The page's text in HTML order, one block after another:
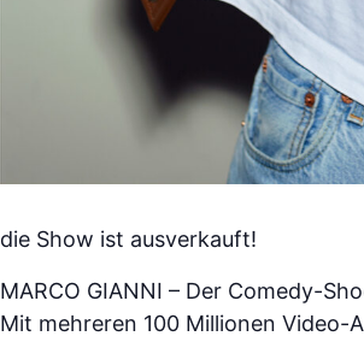
die Show ist ausverkauft!
MARCO GIANNI – Der Comedy-
Mit mehreren 100 Millionen Video-